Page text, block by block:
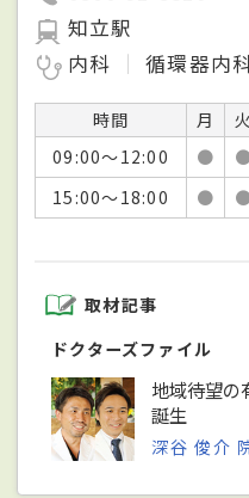
知立駅
内科
循環器内
時間 月 火
09:00～12:00
●
15:00～18:00
●
取材記事
ドクターズファイル
地域待望の
誕生
深谷 俊介